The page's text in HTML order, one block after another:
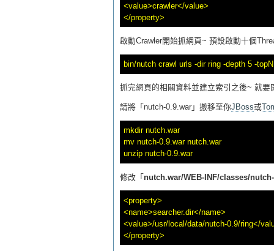
<value>crawler</value>
啟動Crawler開始抓網頁~ 預設啟動十個
抓完網頁的相關資料並建立索引之後~ 就要
請將「nutch-0.9.war」搬移至你JBoss或
mkdir nutch.war
mv nutch-0.9.war nutch.war
unzip nutch-0.9.war
修改「nutch.war/WEB-INF/classes/
<property>
<name>searcher.dir</name>
<value>/usr/local/data/nutch-0.9/ring</